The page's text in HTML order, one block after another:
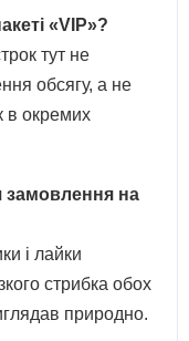
«VIP»?
тут не
обсягу, а не
в окремих
замовлення на
і лайки
стрибка обох
природно.